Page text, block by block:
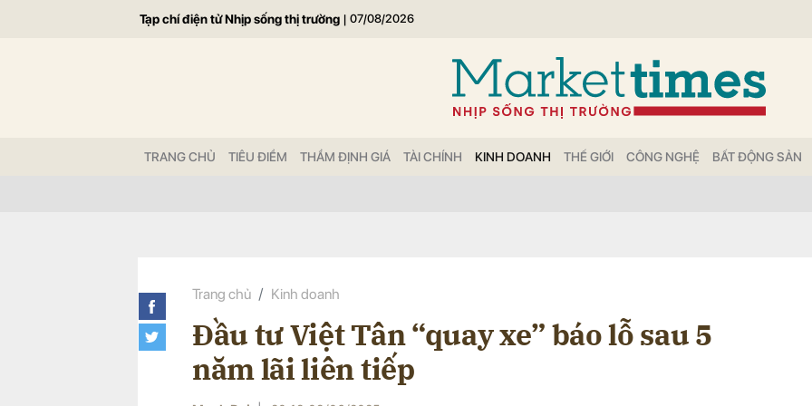
Tạp chí điện tử Nhịp sống thị trường | 07/08/2026
TRANG CHỦ TIÊU ĐIỂM THẨM ĐỊNH GIÁ TÀI CHÍNH KINH DOANH THẾ GIỚI CÔNG NGHỆ BẤT ĐỘNG SẢN
Trang chủ Kinh doanh
Đầu tư Việt Tân “quay xe” báo lỗ sau 5
năm lãi liên tiếp
Gửi bình luận